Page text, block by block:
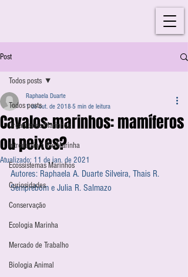
Post
Todos posts
Organismos Marinhos
Introdução à Bio-Marinha
Ecossistemas Marinhos
Curiosidades
Conservação
Ecologia Marinha
Mercado de Trabalho
Biologia Animal
Todos posts
Cavalos-marinhos: mamíferos
ou peixes?
Raphaela Duarte
1 de out. de 2018 5 min de leitura
Atualizado: 11 de jan. de 2021
Autores: Raphaela A. Duarte Silveira, Thais R.
Semprebom e Julia R. Salmazo